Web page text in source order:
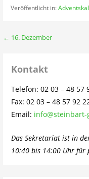
Veröffentlicht in:
← 16. Dezember
Kontakt
Telefon: 02 03 – 48 57
Fax: 02 03 – 48 57 92
Email:
Das Sekretariat ist in
10:40 bis 14:00 Uhr für